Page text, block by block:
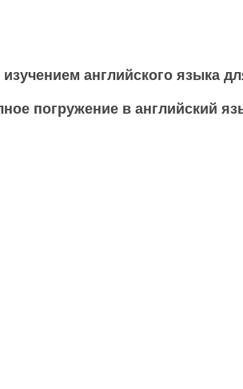
английского языка
погружение в английский